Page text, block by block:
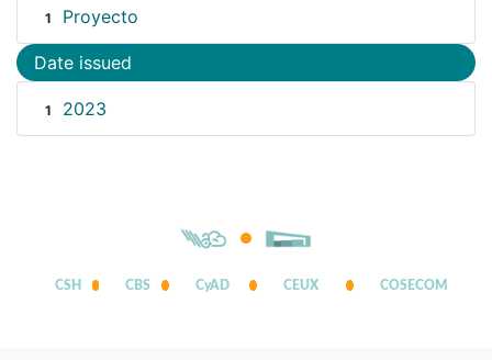
1 Proyecto
Date issued
1 2023
CSH CBS CyAD CEUX COSECOM